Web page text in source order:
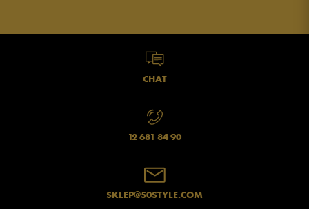
CHAT
12 681 84 90
SKLEP@50STYLE.COM